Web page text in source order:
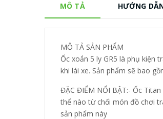
MÔ TẢ HƯỚNG
MÔ TẢ SẢN PHẨM
Ốc xoắn 5 ly GR5 là phụ kiện
khi lái xe. Sản phẩm sẽ bao
ĐẶC ĐIỂM NỔI BẬT:- Ốc
thể nào từ chối món đồ chơi
sản phẩm này